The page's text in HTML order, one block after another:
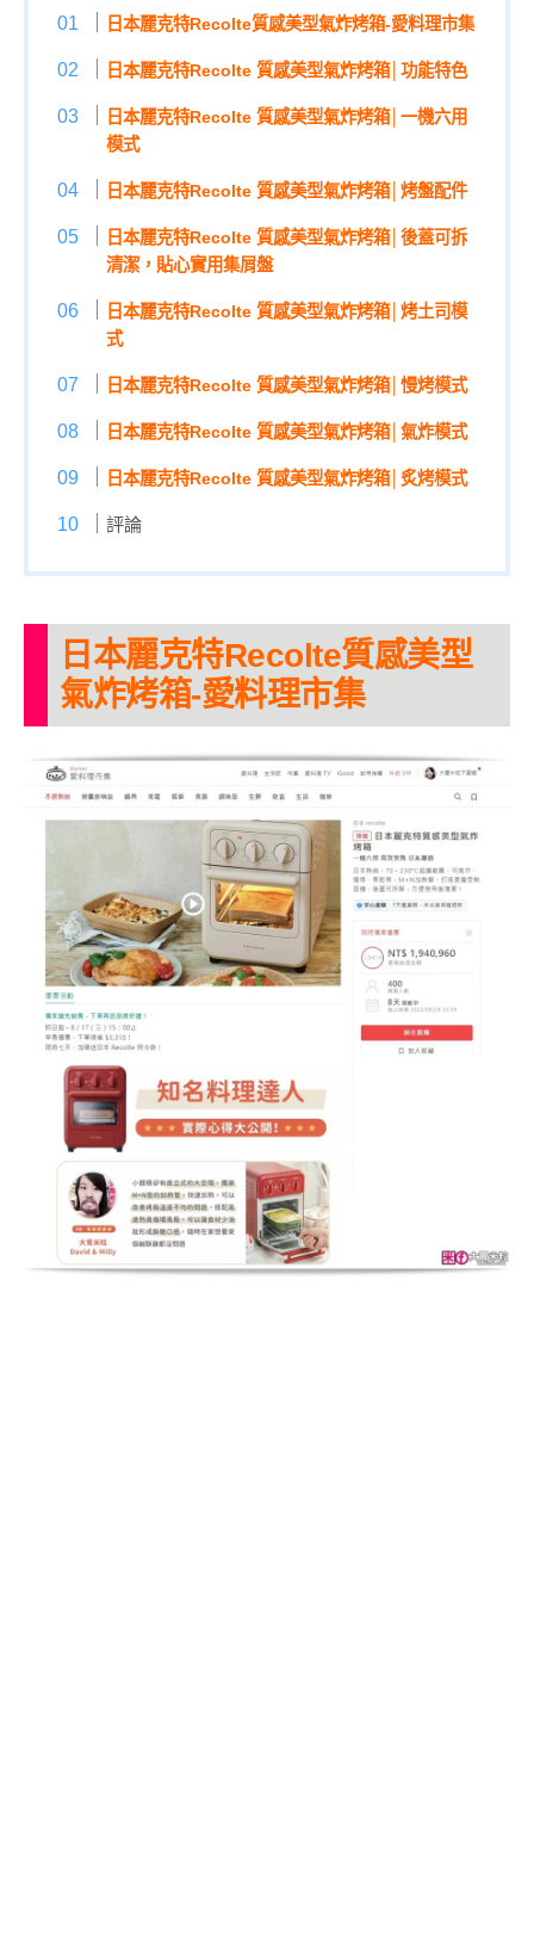
日本麗克特Recolte質感美型氣炸烤箱-愛料理市集
日本麗克特Recolte 質感美型氣炸烤箱│功能特色
日本麗克特Recolte 質感美型氣炸烤箱│一機六用
模式
日本麗克特Recolte 質感美型氣炸烤箱│烤盤配件
日本麗克特Recolte 質感美型氣炸烤箱│後蓋可拆
清潔，貼心實用集屑盤
日本麗克特Recolte 質感美型氣炸烤箱│烤土司模
式
日本麗克特Recolte 質感美型氣炸烤箱│慢烤模式
日本麗克特Recolte 質感美型氣炸烤箱│氣炸模式
日本麗克特Recolte 質感美型氣炸烤箱│炙烤模式
評論
日本麗克特Recolte質感美型
氣炸烤箱-愛料理市集